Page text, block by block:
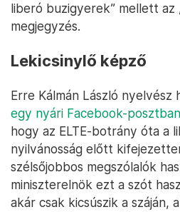
liberó buzigyerek” mellett az
megjegyzés.
Lekicsinylő képző
Erre Kálmán László
egy nyári Facebook-posztban
hogy az ELTE-botrány óta a
nyilvánosság előtt
szélsőjobbos megszólalók
miniszterelnök ezt a szót
akár csak kicsúszik a száján,